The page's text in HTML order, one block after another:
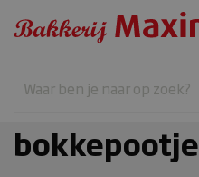
bokkepootje